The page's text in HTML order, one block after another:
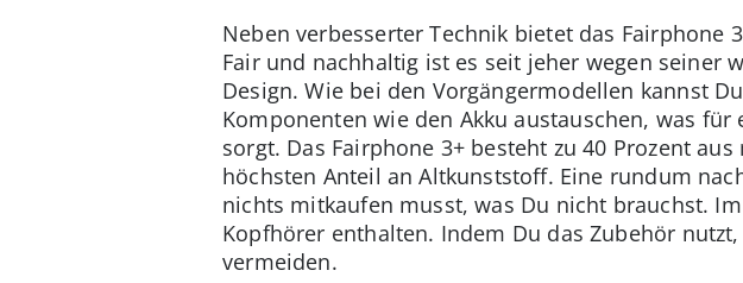
Neben verbesserter Technik bietet das
Fair und nachhaltig ist es seit jeher wegen
Design. Wie bei den Vorgängermodellen kannst
Komponenten wie den Akku austauschen, was
sorgt. Das Fairphone 3+ besteht zu 40 Prozent
höchsten Anteil an Altkunststoff. Eine rundum
nichts mitkaufen musst, was Du nicht brauchst.
Kopfhörer enthalten. Indem Du das Zubehör
vermeiden.